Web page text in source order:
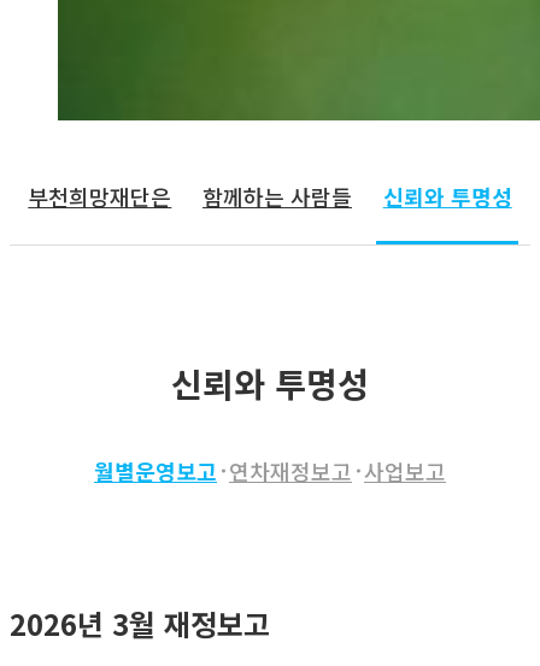
부천희망재단은 함께하는 사람들 신뢰와 투명성
신뢰와 투명성
월별운영보고 연차재정보고 사업보고
2026년 3월 재정보고